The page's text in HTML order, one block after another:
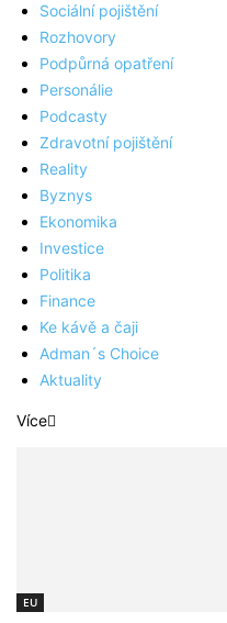
Sociální pojištění
Rozhovory
Podpůrná opatření
Personálie
Podcasty
Zdravotní pojištění
Reality
Byznys
Ekonomika
Investice
Politika
Finance
Ke kávě a čaji
Adman´s Choice
Aktuality
Více
EU